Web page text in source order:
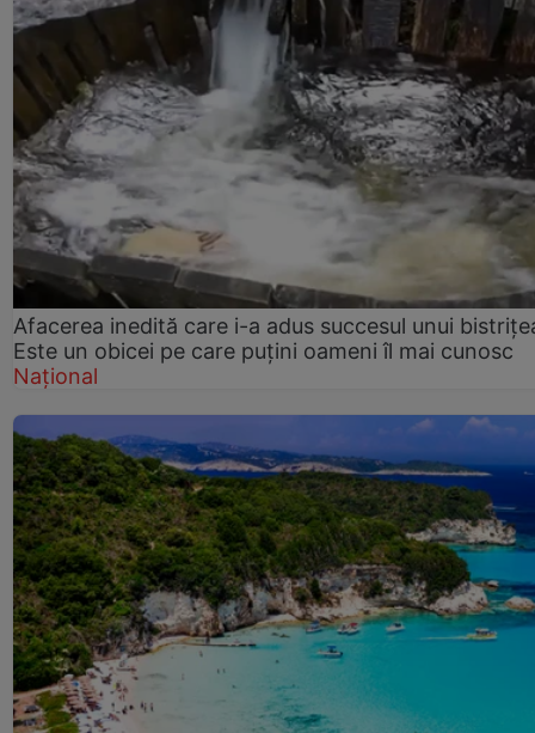
Afacerea inedită care i-a adus succesul unui
Este un obicei pe care puțini oameni îl mai cunosc
Național